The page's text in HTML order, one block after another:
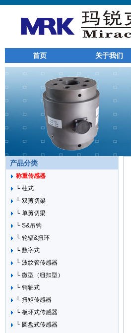
首页 关于我们
产品分类
称重传感器
└ 柱式
└ 双剪切梁
└ 单剪切梁
└ S&吊钩
└ 轮辐&扭环
└ 数字式
└ 波纹管传感器
└ 微型（纽扣型）
└ 销轴式
└ 扭矩传感器
└ 板环式传感器
└ 圆盘式传感器